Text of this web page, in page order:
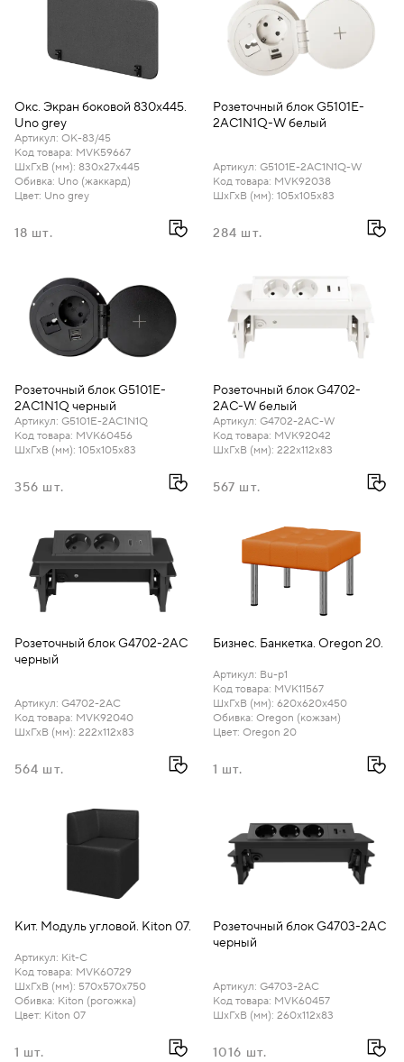
Окс. Экран боковой 830х445.
Uno grey
Артикул: ОК-83/45
Код товара: MVK59667
ШхГхВ (мм): 830х27х445
Обивка: Uno (жаккард)
Цвет: Uno grey
18 шт.
Розеточный блок G5101E-
2AC1N1Q-W белый
Артикул: G5101E-2AC1N1Q-W
Код товара: MVK92038
ШхГхВ (мм): 105х105х83
284 шт.
Розеточный блок G5101E-
2AC1N1Q черный
Артикул: G5101E-2AC1N1Q
Код товара: MVK60456
ШхГхВ (мм): 105х105х83
356 шт.
Розеточный блок G4702-
2AC-W белый
Артикул: G4702-2AC-W
Код товара: MVK92042
ШхГхВ (мм): 222х112х83
567 шт.
Розеточный блок G4702-2AC
черный
Артикул: G4702-2AC
Код товара: MVK92040
ШхГхВ (мм): 222х112х83
564 шт.
Бизнес. Банкетка. Oregon 20.
Артикул: Bu-p1
Код товара: MVK11567
ШхГхВ (мм): 620х620х450
Обивка: Oregon (кожзам)
Цвет: Oregon 20
1 шт.
Кит. Модуль угловой. Kiton 07.
Артикул: Kit-C
Код товара: MVK60729
ШхГхВ (мм): 570х570х750
Обивка: Kiton (рогожка)
Цвет: Kiton 07
1 шт.
Розеточный блок G4703-2AC
черный
Артикул: G4703-2AC
Код товара: MVK60457
ШхГхВ (мм): 260х112х83
1016 шт.